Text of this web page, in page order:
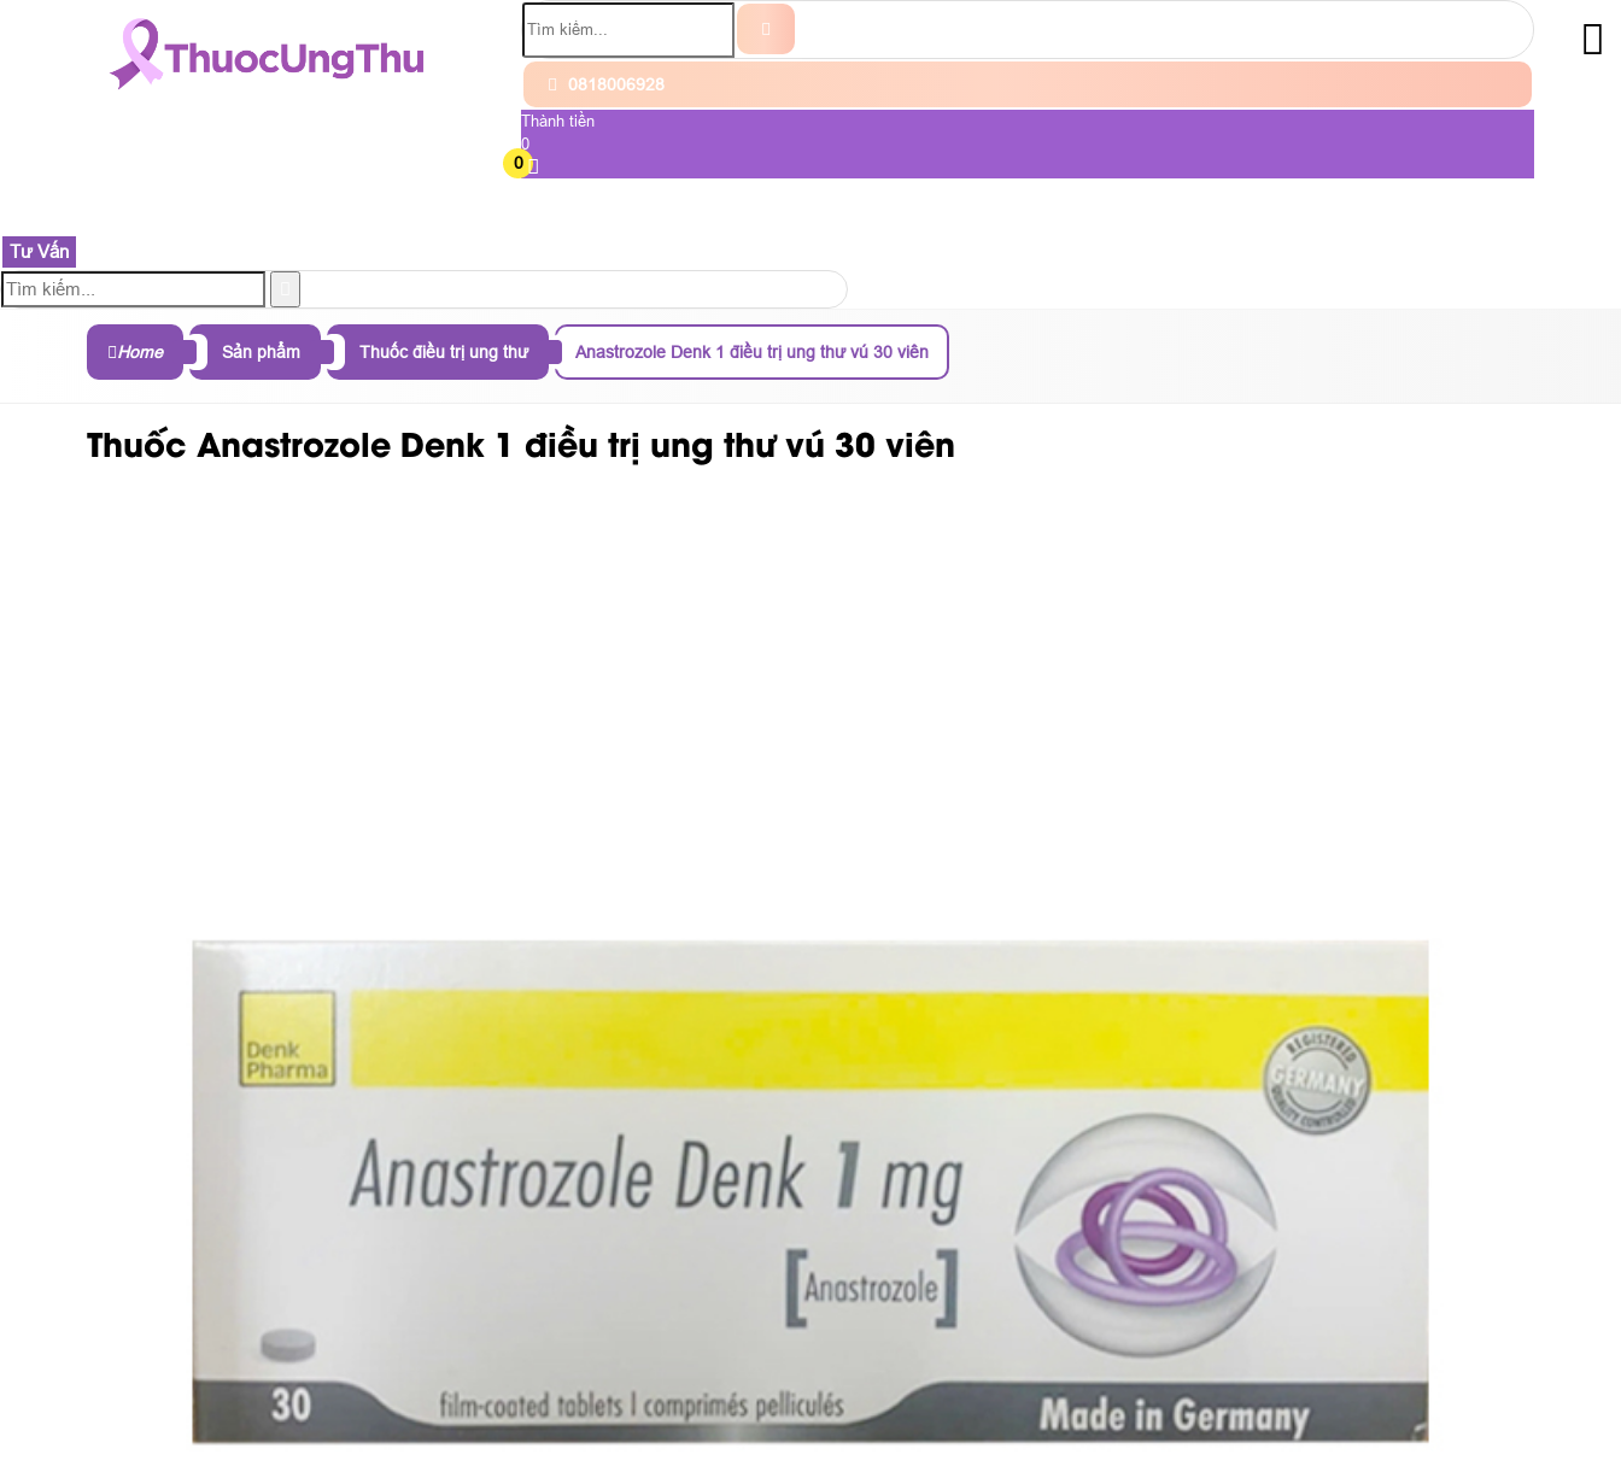
0818006928
Thành tiền
0
0
Tư Vấn
Home Sản phẩm Thuốc điều trị ung thư Anastrozole Denk 1 điều trị ung thư vú 30 viên
Thuốc Anastrozole Denk 1 điều trị ung thư vú 30 viên